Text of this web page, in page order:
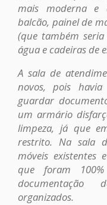
mais moderna e
balcão, painel de
(que também
água e cadeiras de
A sala de
novos, pois havia
guardar
um armário
limpeza, já que
restrito. Na sala
móveis existentes
que foram
documentação
organizados.